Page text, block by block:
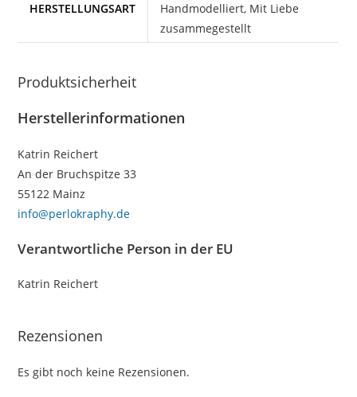
HERSTELLUNGSART
Handmodelliert, Mit Liebe
zusammegestellt
Produktsicherheit
Herstellerinformationen
Katrin Reichert
An der Bruchspitze 33
55122 Mainz
info@perlokraphy.de
Verantwortliche Person in der EU
Katrin Reichert
Rezensionen
Es gibt noch keine Rezensionen.